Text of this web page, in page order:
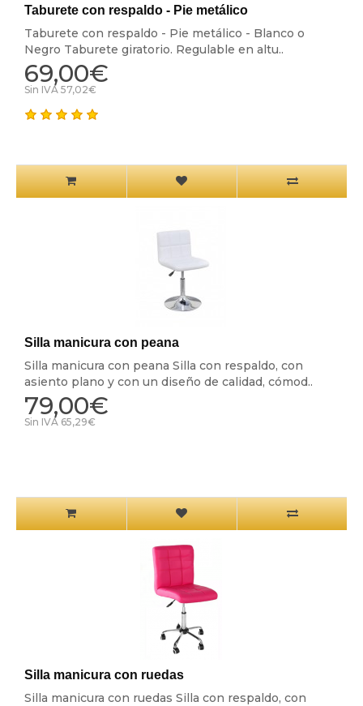
Taburete con respaldo - Pie metálico
Taburete con respaldo - Pie metálico - Blanco o
Negro Taburete giratorio. Regulable en altu..
69,00€
Sin IVA 57,02€
Silla manicura con peana
Silla manicura con peana Silla con respaldo, con
asiento plano y con un diseño de calidad, cómod..
79,00€
Sin IVA 65,29€
Silla manicura con ruedas
Silla manicura con ruedas Silla con respaldo, con